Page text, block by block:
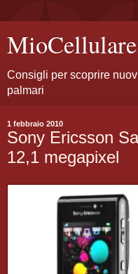
MioCellulare
Consigli per scoprire
palmari
1 febbraio 2010
Sony Ericsson
12,1 megapixel